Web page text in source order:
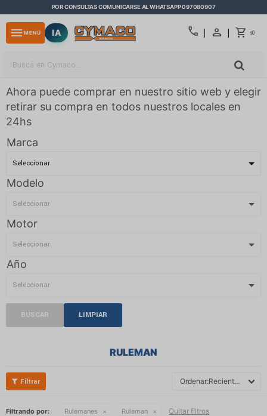
POR CONSULTAS COMUNICARSE AL WHATSAPP 097080907
call $0
menu MENÚ IA
Ahora puede comprar en nuestro sitio web y elegir
retirar su compra en todos nuestros locales en
24hs
Marca
Modelo
Motor
Año
BUSCAR LIMPIAR
RULEMAN
Recientes
Filtrando por: Rulemanes Ruleman Quitar filtros
close